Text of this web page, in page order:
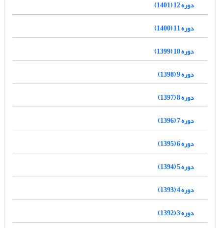
دوره 12 (1401)
دوره 11 (1400)
دوره 10 (1399)
دوره 9 (1398)
دوره 8 (1397)
دوره 7 (1396)
دوره 6 (1395)
دوره 5 (1394)
دوره 4 (1393)
دوره 3 (1392)